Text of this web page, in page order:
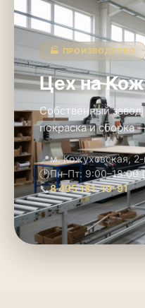
🏭 ПРОИЗВОДСТВО
Цех на
Собственный
покраска и сборка
📍м. Кожуховская,
🕑Пн–Пт: 9:00–18:00
📞8 495 181-19-91